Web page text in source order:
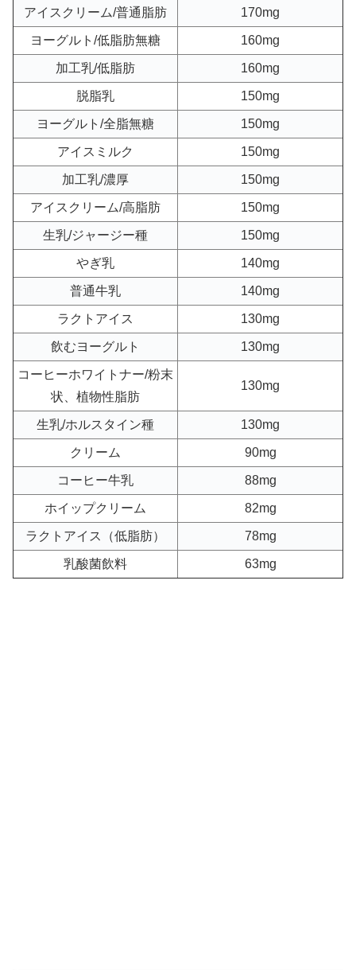
アイスクリーム/普通脂肪 170mg
ヨーグルト/低脂肪無糖 160mg
加工乳/低脂肪 160mg
脱脂乳 150mg
ヨーグルト/全脂無糖 150mg
アイスミルク 150mg
加工乳/濃厚 150mg
アイスクリーム/高脂肪 150mg
生乳/ジャージー種 150mg
やぎ乳 140mg
普通牛乳 140mg
ラクトアイス 130mg
飲むヨーグルト 130mg
コーヒーホワイトナー/粉末
状、植物性脂肪
130mg
生乳/ホルスタイン種 130mg
クリーム 90mg
コーヒー牛乳 88mg
ホイップクリーム 82mg
ラクトアイス（低脂肪） 78mg
乳酸菌飲料 63mg